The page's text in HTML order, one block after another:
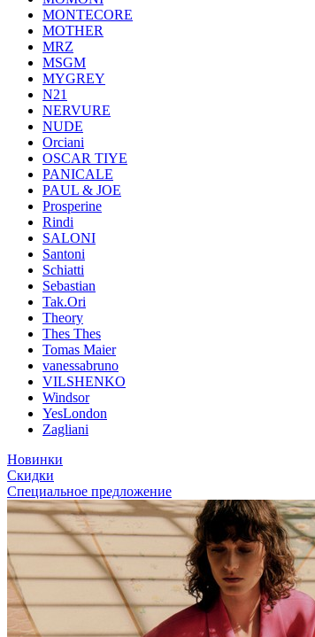
MONTECORE
MOTHER
MRZ
MSGM
MYGREY
N21
NERVURE
NUDE
Orciani
OSCAR TIYE
PANICALE
PAUL & JOE
Prosperine
Rindi
SALONI
Santoni
Schiatti
Sebastian
Tak.Ori
Theory
Thes Thes
Tomas Maier
vanessabruno
VILSHENKO
Windsor
YesLondon
Zagliani
Новинки
Скидки
Специальное предложение